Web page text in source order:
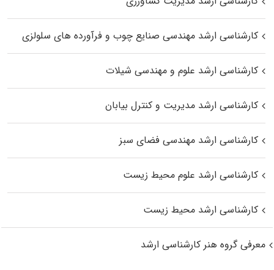
کارشناسی ارشد مهندسی صنایع چوب و فرآورده‌ های سلولزی
کارشناسی ارشد علوم و مهندسی شیلات
کارشناسی ارشد مدیریت و کنترل بیابان
کارشناسی ارشد مهندسی فضای سبز
کارشناسی ارشد علوم محیط‌ زیست
کارشناسی ارشد محیط زیست
معرفی گروه هنر کارشناسی ارشد